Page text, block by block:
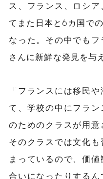
ス、フランス、ロシ
てまた日本と6カ国で
なった。その中でも
さんに新鮮な発見を与
「フランスには移民
て、学校の中にフラ
のためのクラスが用意
そのクラスでは文化も
まっているので、価
合いになったりする